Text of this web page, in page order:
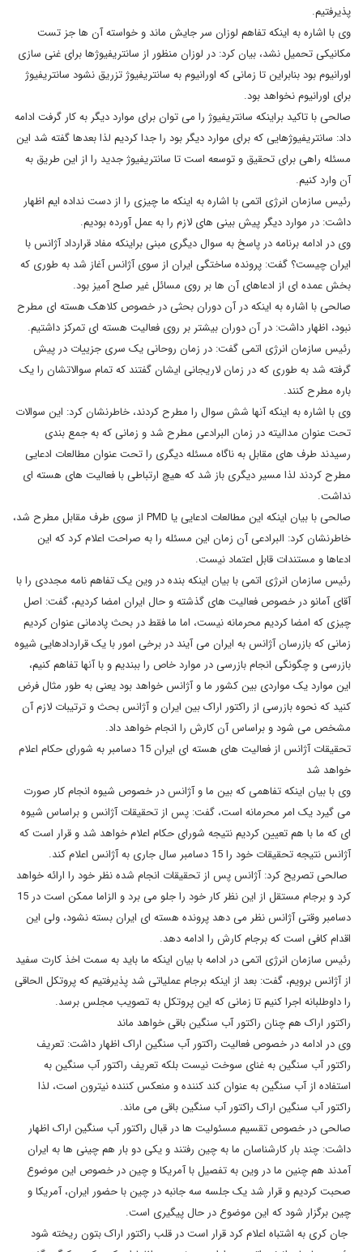
پذیرفتیم.
وی با اشاره به اینکه تفاهم لوزان سر جایش ماند و خواسته آن ها جز تست
مکانیکی تحمیل نشد، بیان کرد: در لوزان منظور از سانتریفیوژها برای غنی سازی
اورانیوم بود بنابراین تا زمانی که اورانیوم به سانتریفیوژ تزریق نشود سانتریفیوژ
برای اورانیوم نخواهد بود.
صالحی با تاکید براینکه سانتریفیوژ را می توان برای موارد دیگر به کار گرفت ادامه
داد: سانتریفیوژهایی که برای موارد دیگر بود را جدا کردیم لذا بعدها گفته شد این
مسئله راهی برای تحقیق و توسعه است تا سانتریفیوژ جدید را از این طریق به
آن وارد کنیم.
رئیس سازمان انرژی اتمی با اشاره به اینکه ما چیزی را از دست نداده ایم اظهار
داشت: در موارد دیگر پیش بینی های لازم را به عمل آورده بودیم.
وی در ادامه برنامه در پاسخ به سوال دیگری مبنی براینکه مفاد قرارداد آژانس با
ایران چیست؟ گفت: پرونده ساختگی ایران از سوی آژانس آغاز شد به طوری که
بخش عمده ای از ادعاهای آن ها بر روی مسائل غیر صلح آمیز بود.
صالحی با اشاره به اینکه در آن دوران بحثی در خصوص کلاهک هسته ای مطرح
نبود، اظهار داشت: در آن دوران بیشتر بر روی فعالیت هسته ای تمرکز داشتیم.
رئیس سازمان انرژی اتمی گفت: در زمان روحانی یک سری جزییات در پیش
گرفته شد به طوری که در زمان لاریجانی ایشان گفتند که تمام سوالاتشان را یک
باره مطرح کنند.
وی با اشاره به اینکه آنها شش سوال را مطرح کردند، خاطرنشان کرد: این سوالات
تحت عنوان مدالیته در زمان البرادعی مطرح شد و زمانی که به جمع بندی
رسیدند طرف های مقابل به ناگاه مسئله دیگری را تحت عنوان مطالعات ادعایی
مطرح کردند لذا مسیر دیگری باز شد که هیچ ارتباطی با فعالیت های هسته ای
نداشت.
صالحی با بیان اینکه این مطالعات ادعایی یا PMD از سوی طرف مقابل مطرح شد،
خاطرنشان کرد: البرادعی آن زمان این مسئله را به صراحت اعلام کرد که این
ادعاها و مستندات قابل اعتماد نیست.
رئیس سازمان انرژی اتمی با بیان اینکه بنده در وین یک تفاهم نامه مجددی را با
آقای آمانو در خصوص فعالیت های گذشته و حال ایران امضا کردیم، گفت: اصل
چیزی که امضا کردیم محرمانه نیست، اما ما فقط در بحث پادمانی عنوان کردیم
زمانی که بازرسان آژانس به ایران می آیند در برخی امور با یک قراردادهایی شیوه
بازرسی و چگونگی انجام بازرسی در موارد خاص را ببندیم و با آنها تفاهم کنیم،
این موارد یک مواردی بین کشور ما و آژانس خواهد بود یعنی به طور مثال فرض
کنید که نحوه بازرسی از راکتور اراک بین ایران و آژانس بحث و ترتیبات لازم آن
مشخص می شود و براساس آن کارش را انجام خواهد داد.
تحقیقات آژانس از فعالیت های هسته ای ایران 15 دسامبر به شورای حکام اعلام
خواهد شد
وی با بیان اینکه تفاهمی که بین ما و آژانس در خصوص شیوه انجام کار صورت
می گیرد یک امر محرمانه است، گفت: پس از تحقیقات آژانس و براساس شیوه
ای که ما با هم تعیین کردیم نتیجه شورای حکام اعلام خواهد شد و قرار است که
آژانس نتیجه تحقیقات خود را 15 دسامبر سال جاری به آژانس اعلام کند.
صالحی تصریح کرد: آژانس پس از تحقیقات انجام شده نظر خود را ارائه خواهد
کرد و برجام مستقل از این نظر کار خود را جلو می برد و الزاما ممکن است در 15
دسامبر وقتی آژانس نظر می دهد پرونده هسته ای ایران بسته نشود، ولی این
اقدام کافی است که برجام کارش را ادامه دهد.
رئیس سازمان انرژی اتمی در ادامه با بیان اینکه ما باید به سمت اخذ کارت سفید
از آژانس برویم، گفت: بعد از اینکه برجام عملیاتی شد پذیرفتیم که پروتکل الحاقی
را داوطلبانه اجرا کنیم تا زمانی که این پروتکل به تصویب مجلس برسد.
راکتور اراک هم چنان راکتور آب سنگین باقی خواهد ماند
وی در ادامه در خصوص فعالیت راکتور آب سنگین اراک اظهار داشت: تعریف
راکتور آب سنگین به غنای سوخت نیست بلکه تعریف راکتور آب سنگین به
استفاده از آب سنگین به عنوان کند کننده و منعکس کننده نیترون است، لذا
راکتور آب سنگین اراک راکتور آب سنگین باقی می ماند.
صالحی در خصوص تقسیم مسئولیت ها در قبال راکتور آب سنگین اراک اظهار
داشت: چند بار کارشناسان ما به چین رفتند و یکی دو بار هم چینی ها به ایران
آمدند هم چنین ما در وین به تفصیل با آمریکا و چین در خصوص این موضوع
صحبت کردیم و قرار شد یک جلسه سه جانبه در چین با حضور ایران، آمریکا و
چین برگزار شود که این موضوع در حال پیگیری است.
جان کری به اشتباه اعلام کرد قرار است در قلب راکتور اراک بتون ریخته شود